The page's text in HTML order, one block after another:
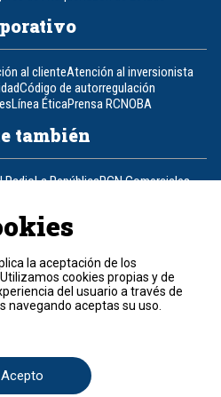
al clienteAtención al inversionista
Código de autorregulación
Línea ÉticaPrensa RCNOBA
también
RadioLa RepúblicaRCN Comerciales
Televisión
(601) 426 92 92
y condiciones
la aceptación de los
. Utilizamos cookies propias y de
del usuario a través de
navegando aceptas su uso.
Acepto